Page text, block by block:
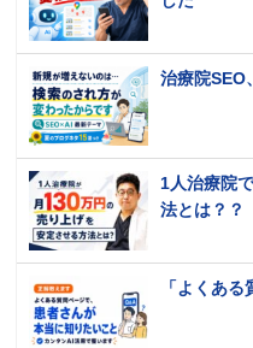
治療院SEO
1人治療院
法とは？？
「よくあ